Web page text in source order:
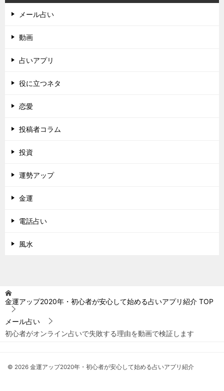
メール占い
動画
占いアプリ
役に立つネタ
恋愛
投稿者コラム
投資
運勢アップ
金運
電話占い
風水
金運アップ2020年・初心者が安心して始める占いアプリ紹介 TOP
メール占い
初心者がオンライン占いで失敗する理由を動画で検証します
© 2026 金運アップ2020年・初心者が安心して始める占いアプリ紹介